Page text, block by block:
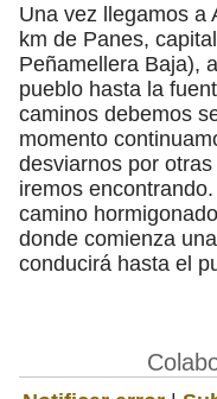
Una vez llegamos a
km de Panes,
Peñamellera Baja),
pueblo hasta la
caminos debemos
momento
desviarnos por
iremos
camino
donde comienza
conducirá hasta el